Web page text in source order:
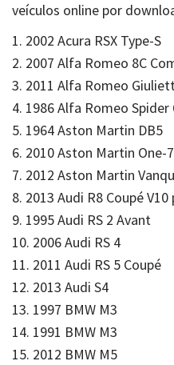
veículos online por
1. 2002 Acura RSX Type-S
2. 2007 Alfa Romeo 8C
3. 2011 Alfa Romeo
4. 1986 Alfa Romeo
5. 1964 Aston Martin DB5
6. 2010 Aston Martin One-
7. 2012 Aston Martin
8. 2013 Audi R8 Coupé
9. 1995 Audi RS 2 Avant
10. 2006 Audi RS 4
11. 2011 Audi RS 5 Coupé
12. 2013 Audi S4
13. 1997 BMW M3
14. 1991 BMW M3
15. 2012 BMW M5